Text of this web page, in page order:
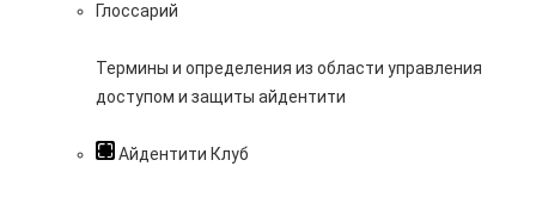
Глоссарий
Термины и определения из области управления
доступом и защиты айдентити
Айдентити Клуб